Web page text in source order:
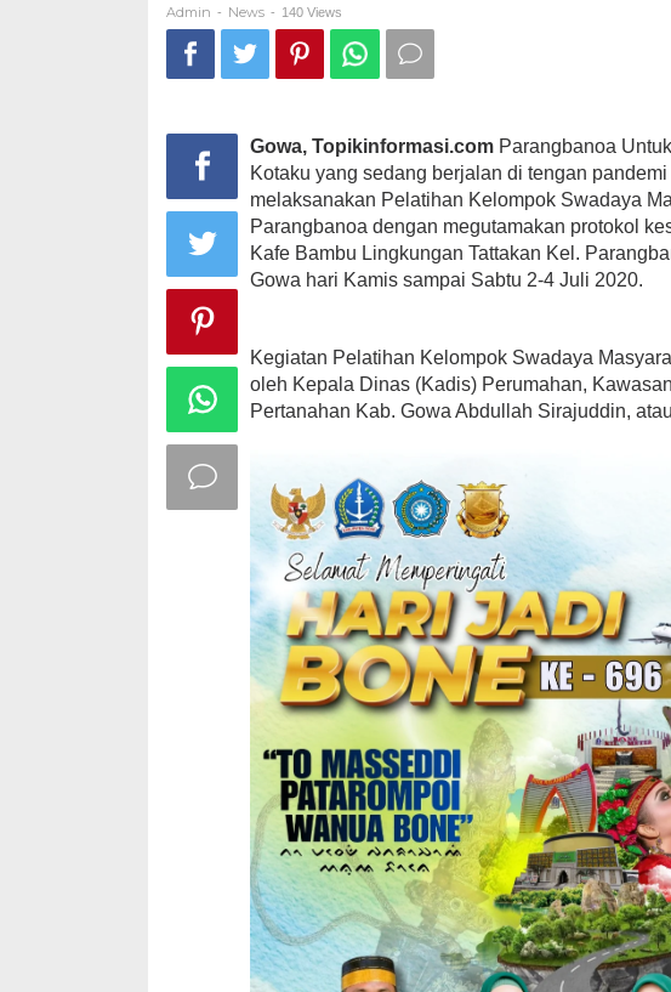
Dinas
(Kadis)
Perumahan,
Admin - News - 140 Views
Gowa, Topikinformasi.com Parangbanoa
Kotaku yang sedang berjalan di tengan
melaksanakan Pelatihan Kelompok Swadaya
Parangbanoa dengan megutamakan protokol
Kafe Bambu Lingkungan Tattakan Kel.
Gowa hari Kamis sampai Sabtu 2-4 Juli 2020.
Kegiatan Pelatihan Kelompok Swadaya
oleh Kepala Dinas (Kadis) Perumahan,
Pertanahan Kab. Gowa Abdullah Sirajuddin,